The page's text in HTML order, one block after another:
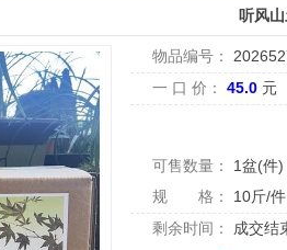
听风
物品编号：
一 口 价：
45.0 元
可售数量： 1盆(件)
规 格：
10斤/件
剩余时间：
成交结